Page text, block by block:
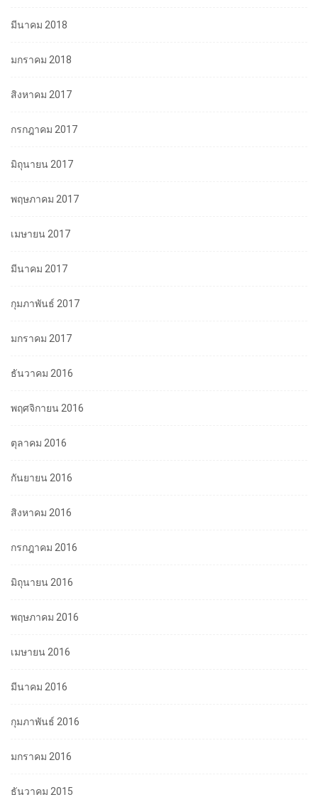
มีนาคม 2018
มกราคม 2018
สิงหาคม 2017
กรกฎาคม 2017
มิถุนายน 2017
พฤษภาคม 2017
เมษายน 2017
มีนาคม 2017
กุมภาพันธ์ 2017
มกราคม 2017
ธันวาคม 2016
พฤศจิกายน 2016
ตุลาคม 2016
กันยายน 2016
สิงหาคม 2016
กรกฎาคม 2016
มิถุนายน 2016
พฤษภาคม 2016
เมษายน 2016
มีนาคม 2016
กุมภาพันธ์ 2016
มกราคม 2016
ธันวาคม 2015